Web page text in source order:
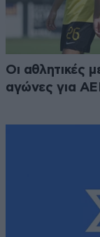
Οι αθλητικές
αγώνες για